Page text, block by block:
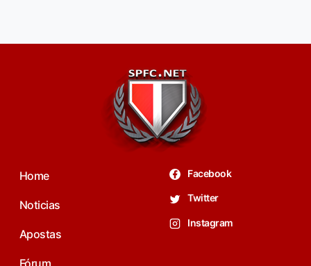
Home
Noticias
Apostas
Facebook
Twitter
Instagram